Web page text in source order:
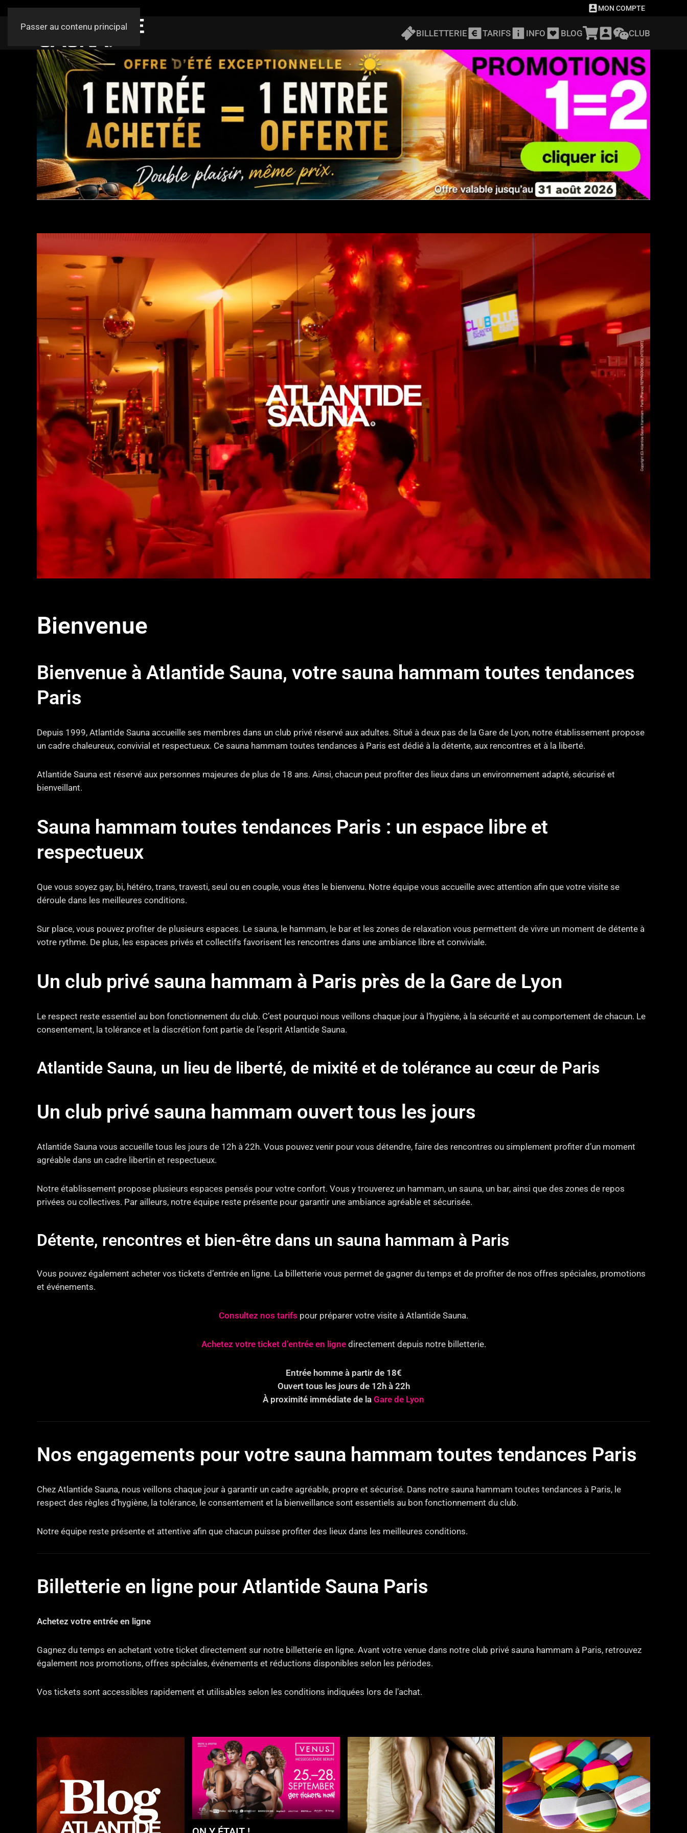
Passer au contenu principal
MON COMPTE
BILLETTERIE TARIFS INFO BLOG CLUB
Bienvenue
Bienvenue à Atlantide Sauna, votre sauna hammam toutes tendances
Paris
Depuis 1999, Atlantide Sauna accueille ses membres dans un club privé réservé aux adultes. Situé à deux pas de la Gare de Lyon, notre établissement propose
un cadre chaleureux, convivial et respectueux. Ce sauna hammam toutes tendances à Paris est dédié à la détente, aux rencontres et à la liberté.
Atlantide Sauna est réservé aux personnes majeures de plus de 18 ans. Ainsi, chacun peut profiter des lieux dans un environnement adapté, sécurisé et
bienveillant.
Sauna hammam toutes tendances Paris : un espace libre et
respectueux
Que vous soyez gay, bi, hétéro, trans, travesti, seul ou en couple, vous êtes le bienvenu. Notre équipe vous accueille avec attention afin que votre visite se
déroule dans les meilleures conditions.
Sur place, vous pouvez profiter de plusieurs espaces. Le sauna, le hammam, le bar et les zones de relaxation vous permettent de vivre un moment de détente à
votre rythme. De plus, les espaces privés et collectifs favorisent les rencontres dans une ambiance libre et conviviale.
Un club privé sauna hammam à Paris près de la Gare de Lyon
Le respect reste essentiel au bon fonctionnement du club. C’est pourquoi nous veillons chaque jour à l’hygiène, à la sécurité et au comportement de chacun. Le
consentement, la tolérance et la discrétion font partie de l’esprit Atlantide Sauna.
Atlantide Sauna, un lieu de liberté, de mixité et de tolérance au cœur de Paris
Un club privé sauna hammam ouvert tous les jours
Atlantide Sauna vous accueille tous les jours de 12h à 22h. Vous pouvez venir pour vous détendre, faire des rencontres ou simplement profiter d’un moment
agréable dans un cadre libertin et respectueux.
Notre établissement propose plusieurs espaces pensés pour votre confort. Vous y trouverez un hammam, un sauna, un bar, ainsi que des zones de repos
privées ou collectives. Par ailleurs, notre équipe reste présente pour garantir une ambiance agréable et sécurisée.
Détente, rencontres et bien-être dans un sauna hammam à Paris
Vous pouvez également acheter vos tickets d’entrée en ligne. La billetterie vous permet de gagner du temps et de profiter de nos offres spéciales, promotions
et événements.
Consultez nos tarifs pour préparer votre visite à Atlantide Sauna.
Achetez votre ticket d’entrée en lignedirectement depuis notre billetterie.
Entrée homme à partir de 18€
Ouvert tous les jours de 12h à 22h
À proximité immédiate de la Gare de Lyon
Nos engagements pour votre sauna hammam toutes tendances Paris
Chez Atlantide Sauna, nous veillons chaque jour à garantir un cadre agréable, propre et sécurisé. Dans notre sauna hammam toutes tendances à Paris, le
respect des règles d’hygiène, la tolérance, le consentement et la bienveillance sont essentiels au bon fonctionnement du club.
Notre équipe reste présente et attentive afin que chacun puisse profiter des lieux dans les meilleures conditions.
Billetterie en ligne pour Atlantide Sauna Paris
Achetez votre entrée en ligne
Gagnez du temps en achetant votre ticket directement sur notre billetterie en ligne. Avant votre venue dans notre club privé sauna hammam à Paris, retrouvez
également nos promotions, offres spéciales, événements et réductions disponibles selon les périodes.
Vos tickets sont accessibles rapidement et utilisables selon les conditions indiquées lors de l’achat.